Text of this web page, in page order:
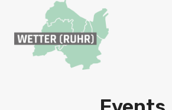
springen